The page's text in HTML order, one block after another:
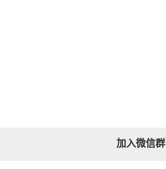
加入微信群